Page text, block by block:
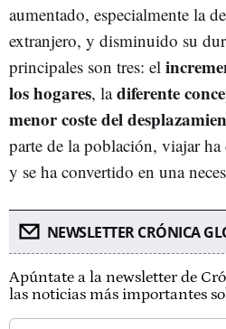
aumentado, especialmente la
extranjero, y disminuido su
principales son tres: el
los hogares, ladiferente
menor coste del
parte de la población, viajar
y se ha convertido en una
NEWSLETTER CRÓNICA
Apúntate a la newsletter de
las noticias más importantes